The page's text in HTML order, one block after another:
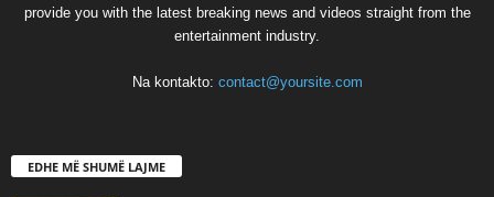
provide you with the latest breaking news and videos straight from the
entertainment industry.
Na kontakto: contact@yoursite.com
EDHE MË SHUMË LAJME